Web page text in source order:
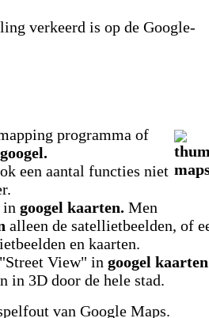
verkeerd is op de Google-
programma of
googel.
een aantal functies niet
in googel kaarten. Men
alleen de satellietbeelden, of
en kaarten.
View" in googel
in 3D door de hele stad.
van Google Maps.